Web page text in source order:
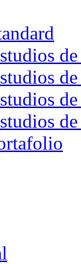
de
de
de
de